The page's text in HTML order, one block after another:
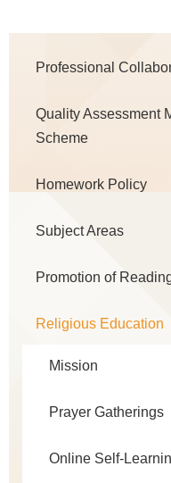
navigation
Professional
Quality Assessment
Scheme
Homework Policy
Subject Areas
Promotion of
Religious Education
Mission
Prayer Gatherings
Online Self-